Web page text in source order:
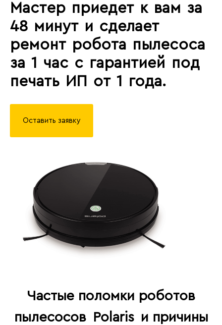
Мастер приедет к вам за
48 минут и сделает
ремонт робота пылесоса
за 1 час с гарантией под
печать ИП от 1 года.
Оставить заявку
Частые поломки роботов
пылесосов
Polaris и причины